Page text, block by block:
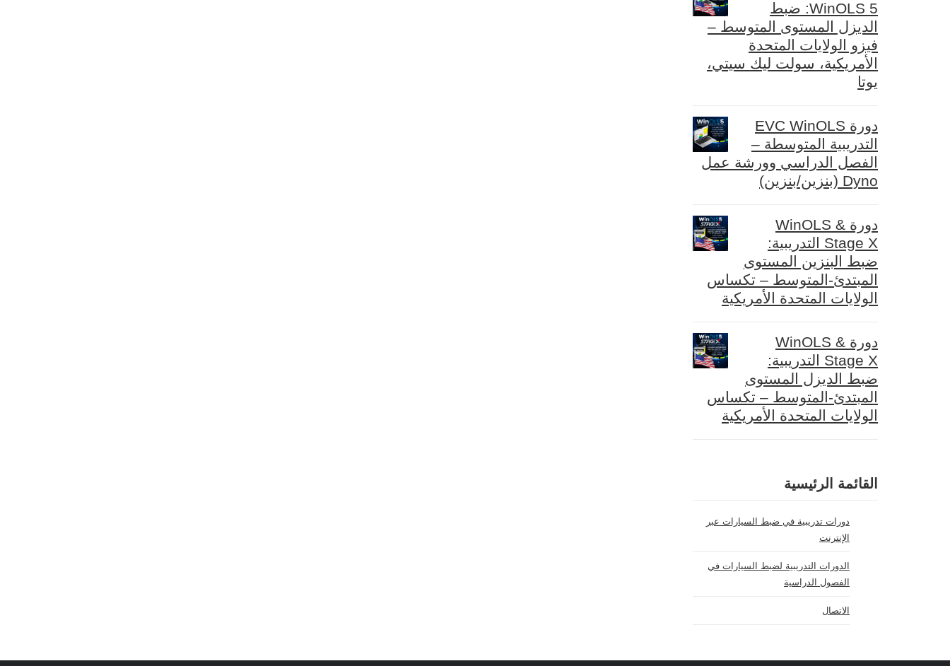
WinOLS 5: ضبط
الديزل المستوى المتوسط –
فيزو الولايات المتحدة
الأمريكية، سولت ليك سيتي،
يوتا
دورة EVC WinOLS
التدريبية المتوسطة –
الفصل الدراسي وورشة عمل
Dyno (بنزين/بنزين)
دورة WinOLS &
Stage X التدريبية:
ضبط البنزين المستوى
المبتدئ-المتوسط – تكساس
الولايات المتحدة الأمريكية
دورة WinOLS &
Stage X التدريبية:
ضبط الديزل المستوى
المبتدئ-المتوسط – تكساس
الولايات المتحدة الأمريكية
القائمة الرئيسية
دورات تدريبية في ضبط السيارات عبر
الإنترنت
الدورات التدريبية لضبط السيارات في
الفصول الدراسية
الاتصال